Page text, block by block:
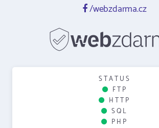
/webzdarma.cz
STATUS
FTP
HTTP
SQL
PHP